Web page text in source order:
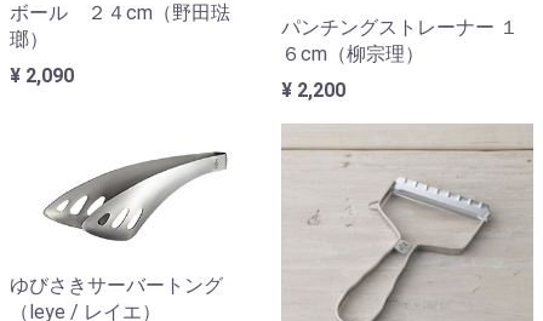
ボール ２４cm（野田琺
瑯）
¥ 2,090
パンチングストレーナー １
６cm（柳宗理）
¥ 2,200
ゆびさきサーバートング
（leye / レイエ）